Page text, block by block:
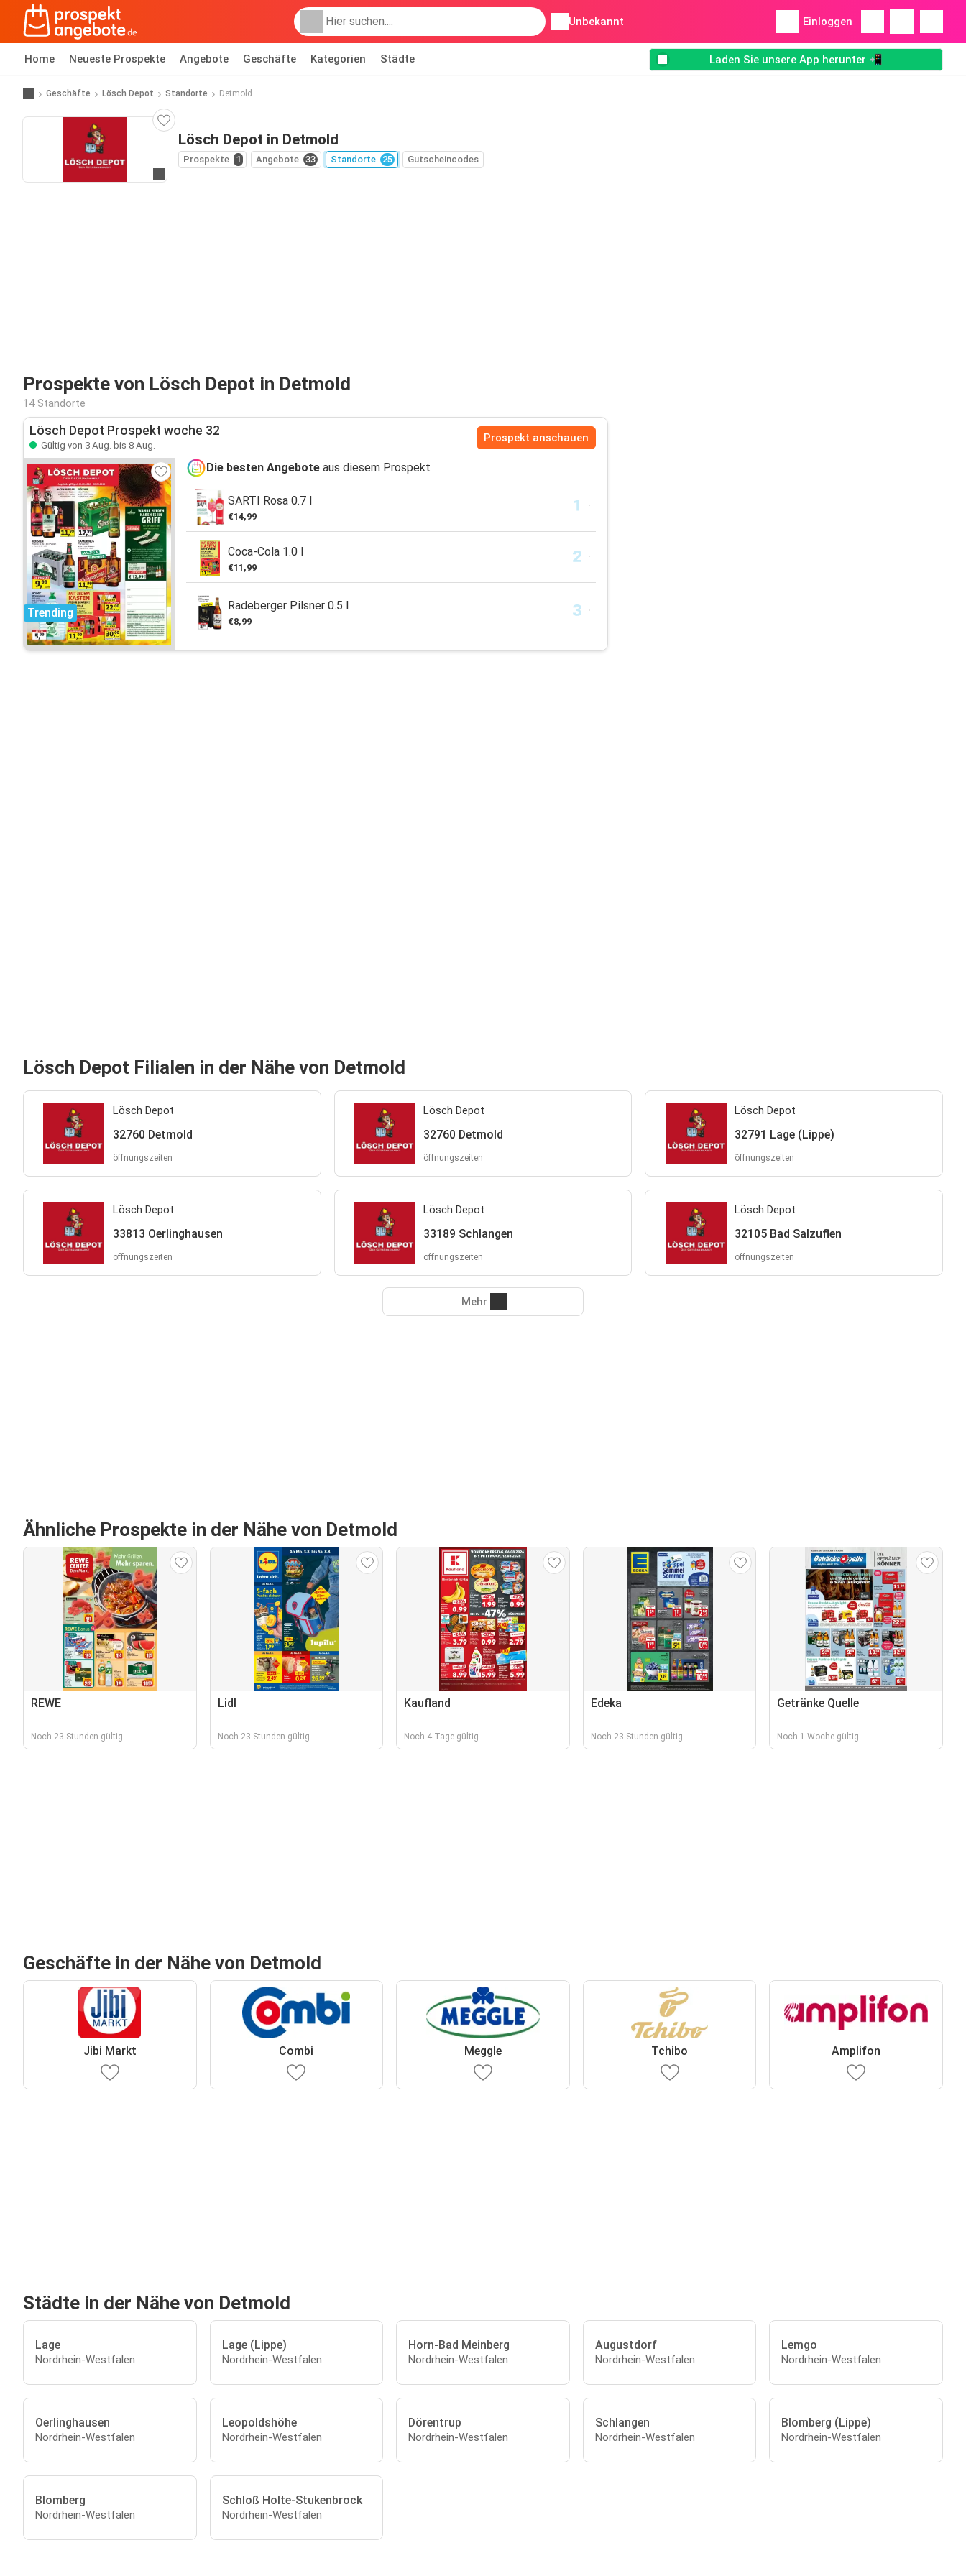
Unbekannt Einloggen
Home Neueste Prospekte Angebote Geschäfte Kategorien Städte Laden Sie unsere App herunter 📲
Geschäfte Lösch Depot Standorte Detmold
Lösch Depot in Detmold
Prospekte 1 Angebote 33 Standorte 25 Gutscheincodes
Prospekte von Lösch Depot in Detmold
14 Standorte
Lösch Depot Prospekt woche 32
Gültig von 3 Aug. bis 8 Aug.
Prospekt anschauen
Trending
Die besten Angebote aus diesem Prospekt
SARTI Rosa 0.7 l
€14,99
Coca-Cola 1.0 l
€11,99
Radeberger Pilsner 0.5 l
€8,99
Lösch Depot Filialen in der Nähe von Detmold
Lösch Depot
32760 Detmold
öffnungszeiten
Lösch Depot
32760 Detmold
öffnungszeiten
Lösch Depot
32791 Lage (Lippe)
öffnungszeiten
Lösch Depot
33813 Oerlinghausen
öffnungszeiten
Lösch Depot
33189 Schlangen
öffnungszeiten
Lösch Depot
32105 Bad Salzuflen
öffnungszeiten
Mehr
Ähnliche Prospekte in der Nähe von Detmold
REWE
Noch 23 Stunden gültig
Lidl
Noch 23 Stunden gültig
Kaufland
Noch 4 Tage gültig
Edeka
Noch 23 Stunden gültig
Getränke Quelle
Noch 1 Woche gültig
Geschäfte in der Nähe von Detmold
Jibi Markt Combi Meggle Tchibo Amplifon
Städte in der Nähe von Detmold
Lage
Nordrhein-Westfalen
Lage (Lippe)
Nordrhein-Westfalen
Horn-Bad Meinberg
Nordrhein-Westfalen
Augustdorf
Nordrhein-Westfalen
Lemgo
Nordrhein-Westfalen
Oerlinghausen
Nordrhein-Westfalen
Leopoldshöhe
Nordrhein-Westfalen
Dörentrup
Nordrhein-Westfalen
Schlangen
Nordrhein-Westfalen
Blomberg (Lippe)
Nordrhein-Westfalen
Blomberg
Nordrhein-Westfalen
Schloß Holte-Stukenbrock
Nordrhein-Westfalen